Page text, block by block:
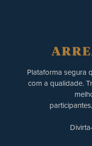
Plataforma segura
com a qualidade.